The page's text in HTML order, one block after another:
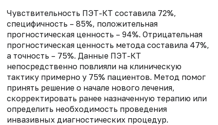
Чувствительность ПЭТ-КТ составила 72%,
специфичность – 85%, положительная
прогностическая ценность – 94%. Отрицательная
прогностическая ценность метода составила 47%,
а точность – 75%. Данные ПЭТ-КТ
непосредственно повлияли на клиническую
тактику примерно у 75% пациентов. Метод помог
принять решение о начале нового лечения,
скорректировать ранее назначенную терапию или
определить необходимость проведения
инвазивных диагностических процедур.